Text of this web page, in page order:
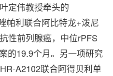
定伟教授牵头的
帕利联合阿比特龙+泼尼
性前列腺癌，中位rPFS
的19.9个月。另一项研究
A2102联合阿得贝利单